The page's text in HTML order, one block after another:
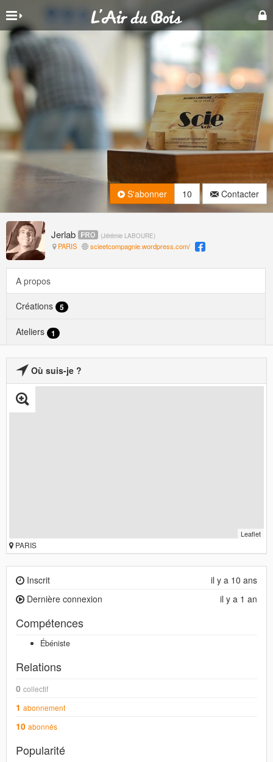
Jerlab (Jérémie LABOURE)
PARIS scieetcompagnie.wordpress.com/
S'abonner 10 Contacter
A propos
Créations 5
Ateliers 1
Où suis-je ?
Leaflet
PARIS
il y a 10 ans
Inscrit
il y a 1 an
Dernière connexion
Compétences
Ébéniste
Relations
0 collectif
1 abonnement
10 abonnés
Popularité